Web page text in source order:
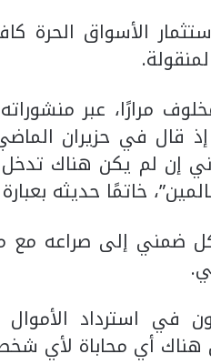
الأسواق الحرة
مرارًا، عبر
قال في حزيران
إن لم يكن هناك
خاتمًا حديثه
ضمني إلى صراعه مع
في استرداد الأموال
هناك أي محاباة لأي